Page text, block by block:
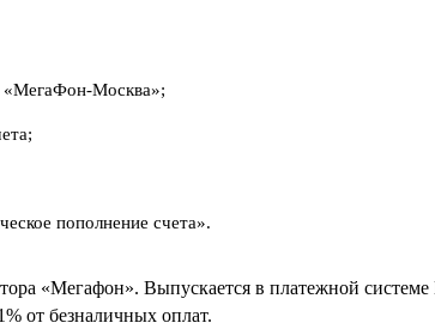
«МегаФон-Москва»;
пополнение счета».
«Мегафон». Выпускается в платежной
от безналичных оплат.